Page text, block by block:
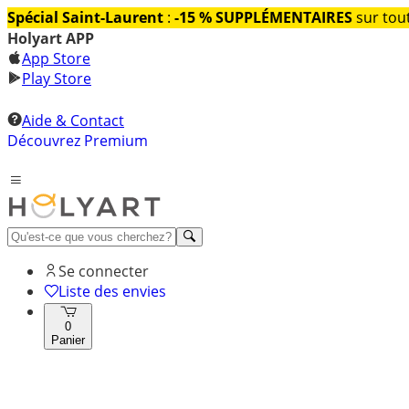
Spécial Saint-Laurent : -15 % SUPPLÉMENTAIRESsur
Holyart APP
App Store
Play Store
Aide & Contact
Découvrez Premium
Se connecter
Liste des envies
0
Panier